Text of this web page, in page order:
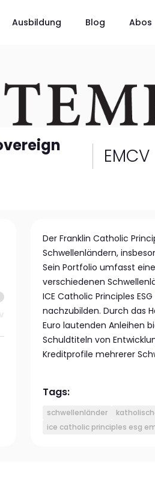
Ausbildung Blog Abos
EMCV
Der Franklin Catholic
Schwellenländern,
Sein Portfolio umfasst
verschiedenen
ICE Catholic Principles
nachzubilden. Durch das
Euro lautenden Anleihen
Schuldtiteln von
Kreditprofile mehrerer
Tags:
schwellenländer
ice catholic principles esg